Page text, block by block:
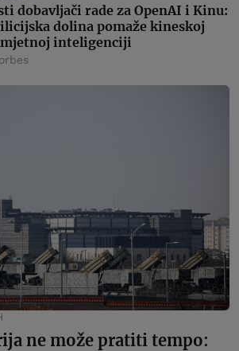
dobavljači rade za OpenAI i Kinu:
dolina pomaže kineskoj
inteligenciji
ne može pratiti tempo: